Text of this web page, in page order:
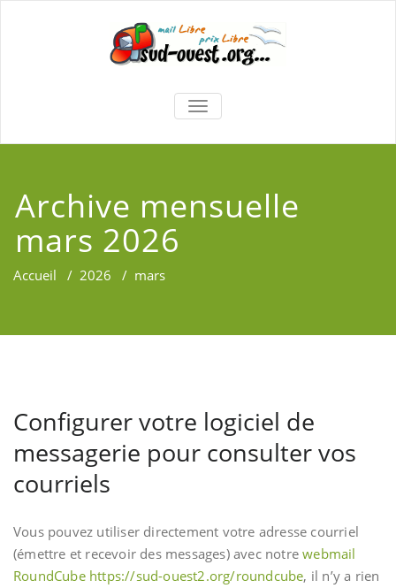
TOGGLE
NAVIGATION
Archive mensuelle
mars 2026
Accueil / 2026 / mars
Configurer votre logiciel de
messagerie pour consulter vos
courriels
Vous pouvez utiliser directement votre adresse courriel
(émettre et recevoir des messages) avec notrewebmail
RoundCube https://sud-ouest2.org/roundcube, il n’y a rien